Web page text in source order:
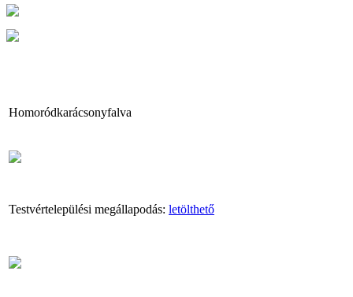
Homoródkarácsonyfalva
Testvértelepülési megállapodás: letölthető